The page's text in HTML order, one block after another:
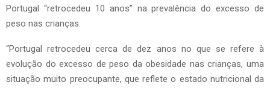
Portugal “retrocedeu 10 anos” na prevalência do excesso de
peso nas crianças.
“Portugal retrocedeu cerca de dez anos no que se refere à
evolução do excesso de peso da obesidade nas crianças, uma
situação muito preocupante, que reflete o estado nutricional da